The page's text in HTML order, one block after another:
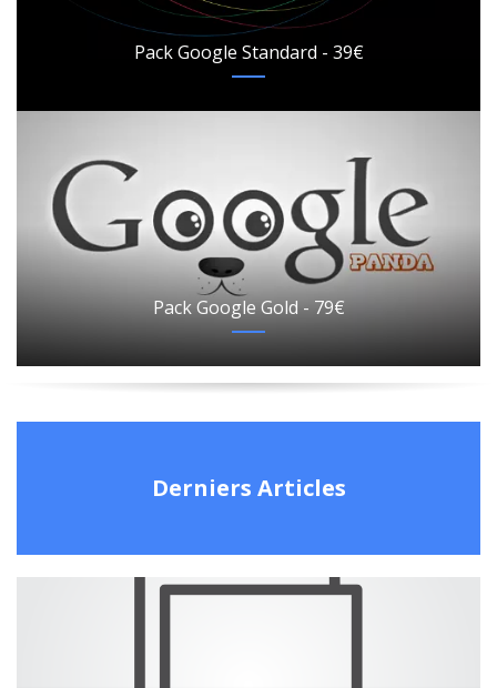
Pack Google Standard - 39€
Pack Google Gold - 79€
Derniers Articles